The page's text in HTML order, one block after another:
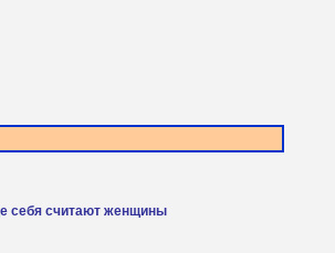
себя считают женщины